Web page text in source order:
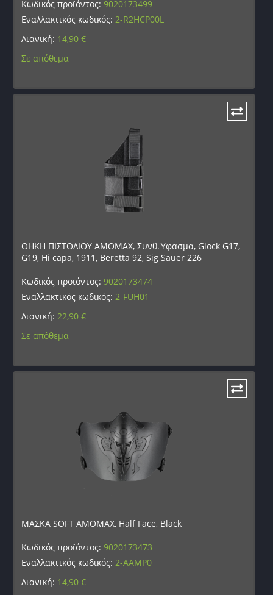
Κωδικός προϊόντος:9020173499
Εναλλακτικός κωδικός: 2-R2HCP00L
Λιανική: 14,90€
Σε απόθεμα
ΘΗΚΗ ΠΙΣΤΟΛΙΟΥ AMOMAX, Συνθ.Ύφασμα, Glock G17,
G19, Hi capa, 1911, Beretta 92, Sig Sauer 226
Κωδικός προϊόντος:9020173474
Εναλλακτικός κωδικός: 2-FUH01
Λιανική: 22,90€
Σε απόθεμα
ΜΑΣΚΑ SOFT AMOMAX, Half Face, Black
Κωδικός προϊόντος:9020173473
Εναλλακτικός κωδικός: 2-AAMP0
Λιανική: 14,90€